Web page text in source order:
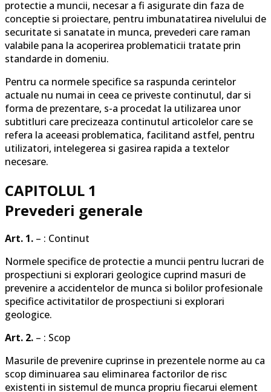
protectie a muncii, necesar a fi asigurate din faza de
conceptie si proiectare, pentru imbunatatirea nivelului de
securitate si sanatate in munca, prevederi care raman
valabile pana la acoperirea problematicii tratate prin
standarde in domeniu.
Pentru ca normele specifice sa raspunda cerintelor
actuale nu numai in ceea ce priveste continutul, dar si
forma de prezentare, s-a procedat la utilizarea unor
subtitluri care precizeaza continutul articolelor care se
refera la aceeasi problematica, facilitand astfel, pentru
utilizatori, intelegerea si gasirea rapida a textelor
necesare.
CAPITOLUL 1
Prevederi generale
Art. 1. – : Continut
Normele specifice de protectie a muncii pentru lucrari de
prospectiuni si explorari geologice cuprind masuri de
prevenire a accidentelor de munca si bolilor profesionale
specifice activitatilor de prospectiuni si explorari
geologice.
Art. 2. – : Scop
Masurile de prevenire cuprinse in prezentele norme au ca
scop diminuarea sau eliminarea factorilor de risc
existenti in sistemul de munca propriu fiecarui element